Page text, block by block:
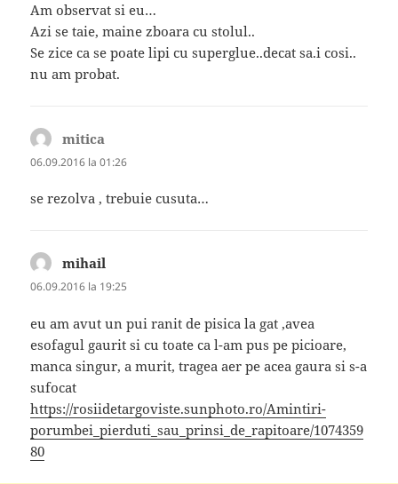
Am observat si eu…
Azi se taie, maine zboara cu stolul..
Se zice ca se poate lipi cu superglue..decat sa.i cosi..
nu am probat.
mitica
06.09.2016 la 01:26
se rezolva , trebuie cusuta…
mihail
06.09.2016 la 19:25
eu am avut un pui ranit de pisica la gat ,avea
esofagul gaurit si cu toate ca l-am pus pe picioare,
manca singur, a murit, tragea aer pe acea gaura si s-a
sufocat
https://rosiidetargoviste.sunphoto.ro/Amintiri-
porumbei_pierduti_sau_prinsi_de_rapitoare/1074359
80